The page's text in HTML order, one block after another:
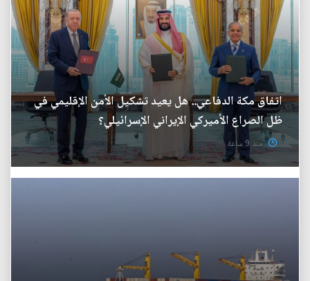
اتفاق مكة الدفاعي.. هل يعيد تشكيل الأمن الإقليمي في
ظل الصراع الأميركي الإيراني الإسرائيلي؟
منذ 9 ساعة